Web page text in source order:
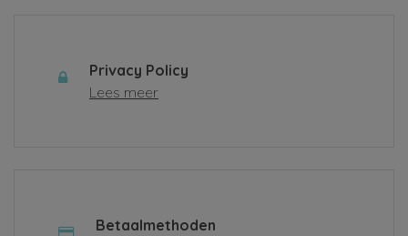
Privacy Policy
Lees meer
Betaalmethoden